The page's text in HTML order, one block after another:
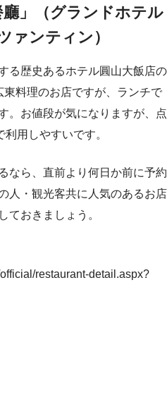
」（グランドホテル
ァンティン）
る歴史あるホテル圓山大飯店の
料理のお店ですが、ランチで
。お値段が気になりますが、点
用しやすいです。
なら、直前より何日か前に予約
人・観光客共に人気のあるお店
ておきましょう。
restaurant-detail.aspx?